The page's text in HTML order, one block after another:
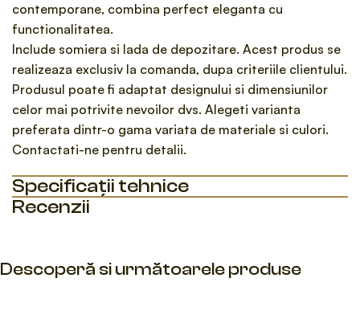
contemporane, combina perfect eleganta cu
functionalitatea.
Include somiera si lada de depozitare. Acest produs se
realizeaza exclusiv la comanda, dupa criteriile clientului.
Produsul poate fi adaptat designului si dimensiunilor
celor mai potrivite nevoilor dvs. Alegeti varianta
preferata dintr-o gama variata de materiale si culori.
Contactati-ne pentru detalii.
Specificații tehnice
Recenzii
Descoperă si următoarele produse